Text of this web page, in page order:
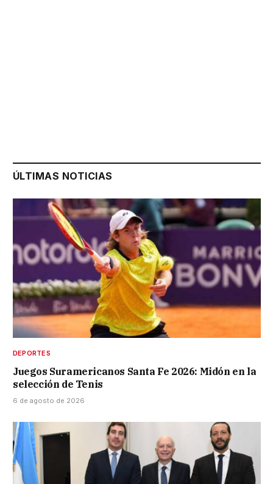
ÚLTIMAS NOTICIAS
DEPORTES
Juegos Suramericanos Santa Fe 2026: Midón en la
selección de Tenis
6 de agosto de 2026